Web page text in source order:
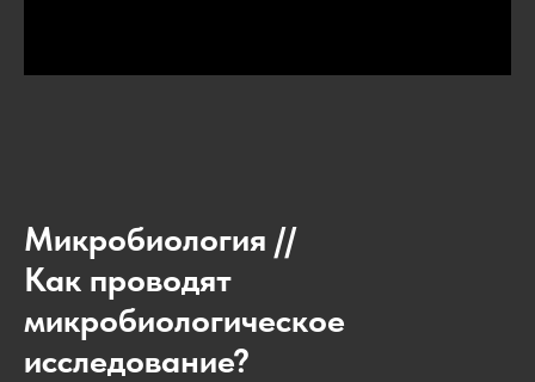
Микробиология //
Как проводят
микробиологическое
исследование?